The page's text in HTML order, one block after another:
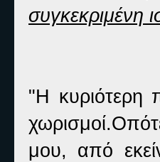
συγκεκριμένη
"Η κυριότερη
μου, από